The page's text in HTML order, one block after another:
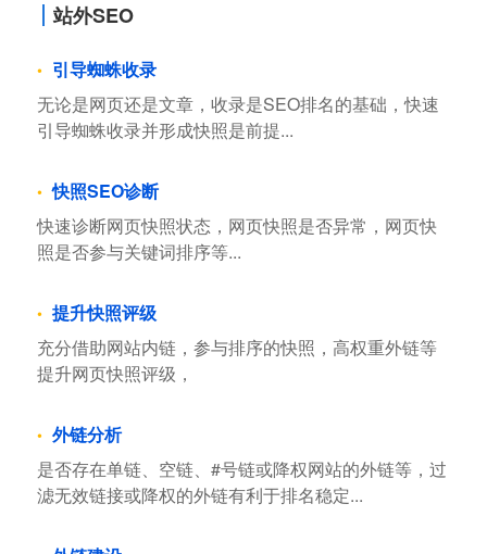
站外SEO
引导蜘蛛收录
无论是网页还是文章，收录是SEO排名的基础，快速
引导蜘蛛收录并形成快照是前提...
快照SEO诊断
快速诊断网页快照状态，网页快照是否异常，网页快
照是否参与关键词排序等...
提升快照评级
充分借助网站内链，参与排序的快照，高权重外链等
提升网页快照评级，
外链分析
是否存在单链、空链、#号链或降权网站的外链等，过
滤无效链接或降权的外链有利于排名稳定...